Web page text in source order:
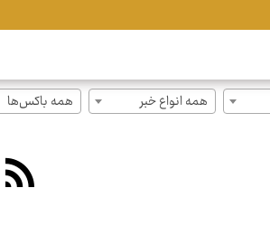
همه انواع خبر همه باکس‌ها